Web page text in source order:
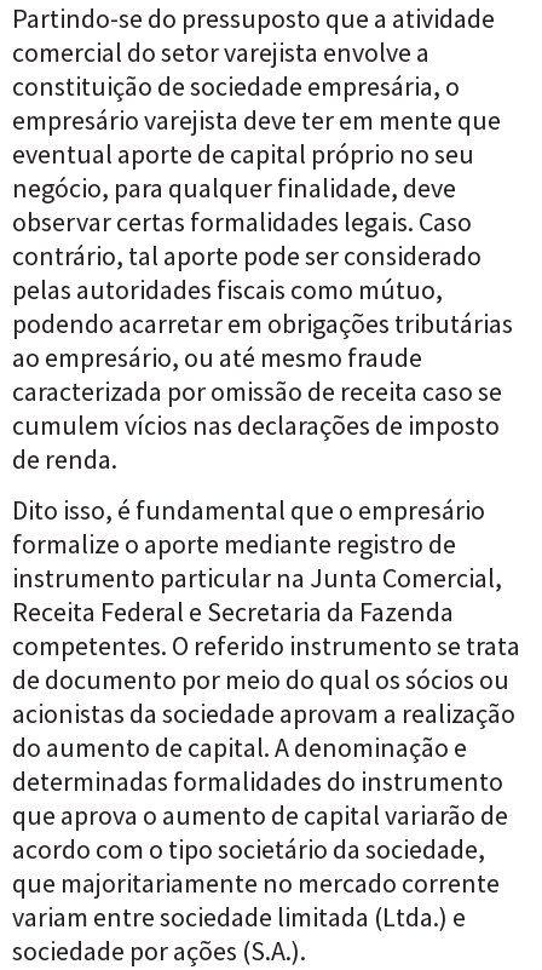
Partindo-se do pressuposto que a atividade
comercial do setor varejista envolve a
constituição de sociedade empresária, o
empresário varejista deve ter em mente que
eventual aporte de capital próprio no seu
negócio, para qualquer finalidade, deve
observar certas formalidades legais. Caso
contrário, tal aporte pode ser considerado
pelas autoridades fiscais como mútuo,
podendo acarretar em obrigações tributárias
ao empresário, ou até mesmo fraude
caracterizada por omissão de receita caso se
cumulem vícios nas declarações de imposto
de renda.
Dito isso, é fundamental que o empresário
formalize o aporte mediante registro de
instrumento particular na Junta Comercial,
Receita Federal e Secretaria da Fazenda
competentes. O referido instrumento se trata
de documento por meio do qual os sócios ou
acionistas da sociedade aprovam a realização
do aumento de capital. A denominação e
determinadas formalidades do instrumento
que aprova o aumento de capital variarão de
acordo com o tipo societário da sociedade,
que majoritariamente no mercado corrente
variam entre sociedade limitada (Ltda.) e
sociedade por ações (S.A.).